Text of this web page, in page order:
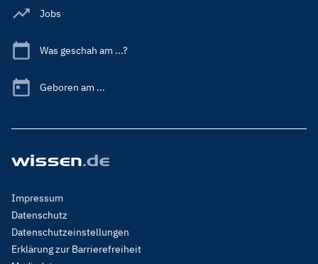
Jobs
Was geschah am ...?
Geboren am ...
Footer
Menu
Legal
Impressum
Datenschutz
Datenschutzeinstellungen
Erklärung zur Barrierefreiheit